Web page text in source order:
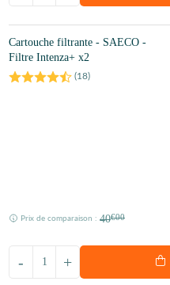
Cartouche filtrante - SAECO -
Filtre Intenza+ x2
(18)
Prix de comparaison : 40€00
+
-